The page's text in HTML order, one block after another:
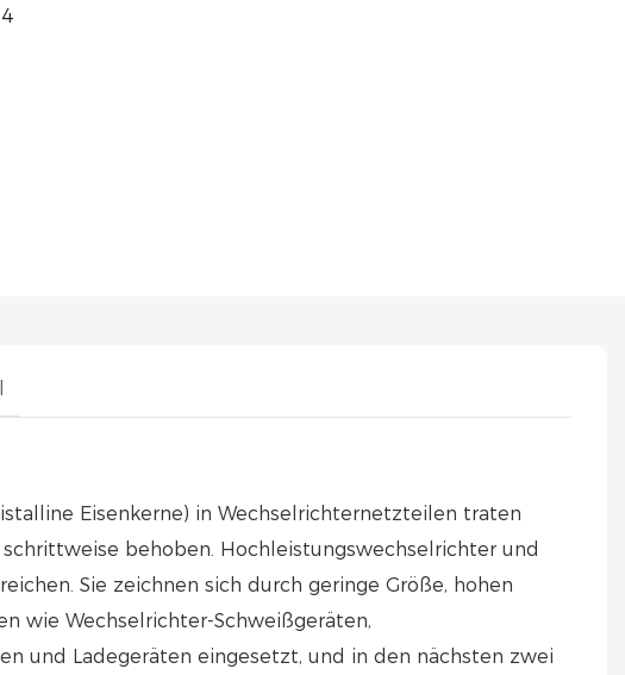
Eisenkerne) in Wechselrichternetzteilen traten
behoben. Hochleistungswechselrichter und
Sie zeichnen sich durch geringe Größe, hohen
wie Wechselrichter-Schweißgeräten,
und Ladegeräten eingesetzt, und in den nächsten zwei